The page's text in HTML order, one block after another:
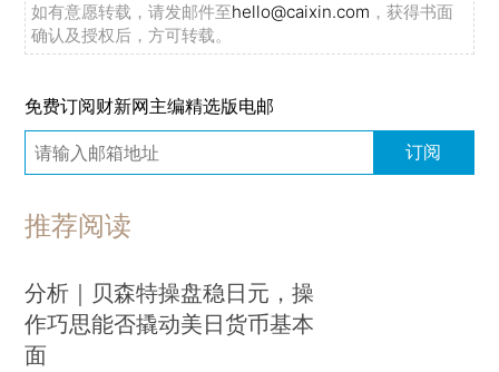
如有意愿转载，请发邮件至hello@caixin.com ，获得书面
确认及授权后，方可转载。
免费订阅财新网主编精选版电邮
订阅
推荐阅读
分析｜贝森特操盘稳日元，操
作巧思能否撬动美日货币基本
面